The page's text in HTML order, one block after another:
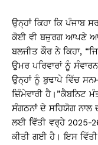
ਉਨ੍ਹਾਂ ਕਿਹਾ ਕਿ ਪੰਜਾਬ
ਕੋਈ ਵੀ ਬਜ਼ੁਰਗ ਆਪਣੇ ਆਪ
ਬਲਜੀਤ ਕੌਰ ਨੇ ਕਿਹਾ,
ਉਮਰ ਪਰਿਵਾਰਾਂ ਨੂੰ
ਉਨ੍ਹਾਂ ਨੂੰ ਬੁਢਾਪੇ ਵਿੱਚ
ਜ਼ਿੰਮੇਵਾਰੀ ਹੈ।”ਕੈਬਨਿਟ
ਸੰਗਠਨਾਂ ਦੇ ਸਹਿਯੋਗ ਨਾਲ
ਲਈ ਵਿੱਤੀ ਵਰ੍ਹੇ 2025-
ਕੀਤੀ ਗਈ ਹੈ। ਇਸ